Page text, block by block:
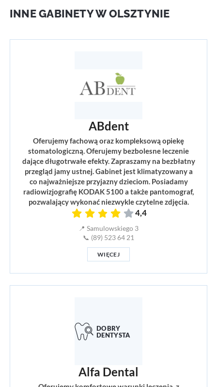
INNE GABINETY W OLSZTYNIE
ABdent
Oferujemy fachową oraz kompleksową opiekę
stomatologiczną. Oferujemy bezbolesne leczenie
dające długotrwałe efekty. Zapraszamy na bezbłatny
przegląd jamy ustnej. Gabinet jest klimatyzowany a
co najważniejsze przyjazny dzieciom. Posiadamy
radiowizjografię KODAK 5100 a także pantomograf,
pozwalający wykonać niezwykle czytelne zdjęcia.
4,4
📍 Samulowskiego 3
📞 (89) 523 64 21
WIĘCEJ
Alfa Dental